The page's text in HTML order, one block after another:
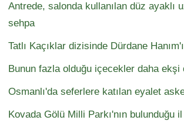
Antrede, salonda kullanılan düz ayaklı
sehpa
Tatlı Kaçıklar dizisinde Dürdane
Bunun fazla olduğu içecekler daha ekşi
Osmanlı'da seferlere katılan eyalet
Kovada Gölü Milli Parkı'nın bulunduğu il